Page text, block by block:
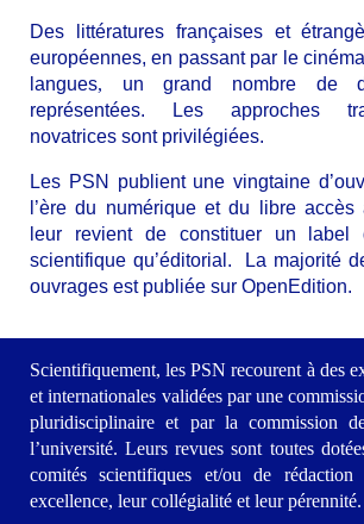
Des littératures françaises et
européennes, en passant par le
langues, un grand nombre de
représentées. Les approches
novatrices sont privilégiées.
Les PSN publient une vingtaine
l’ère du numérique et du libre accès
leur revient de constituer un label
scientifique qu’éditorial. La majorité
ouvrages est publiée sur OpenEdition.
Scientifiquement, les PSN recourent à des
et internationales validées par une
pluridisciplinaire et par la commission
l’université. Leurs revues sont toutes
comités scientifiques et/ou de
excellence, leur collégialité et leur pérennité.